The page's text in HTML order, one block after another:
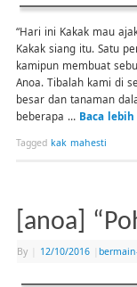
“Hari ini Kakak mau
Kakak siang itu. Satu
kamipun membuat
Anoa. Tibalah kami di
besar dan tanaman
beberapa … Baca
Tagged kak mahesti
[anoa]
By 12/10/2016